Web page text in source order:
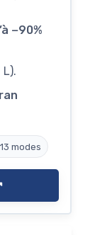
−90%
L).
13 modes